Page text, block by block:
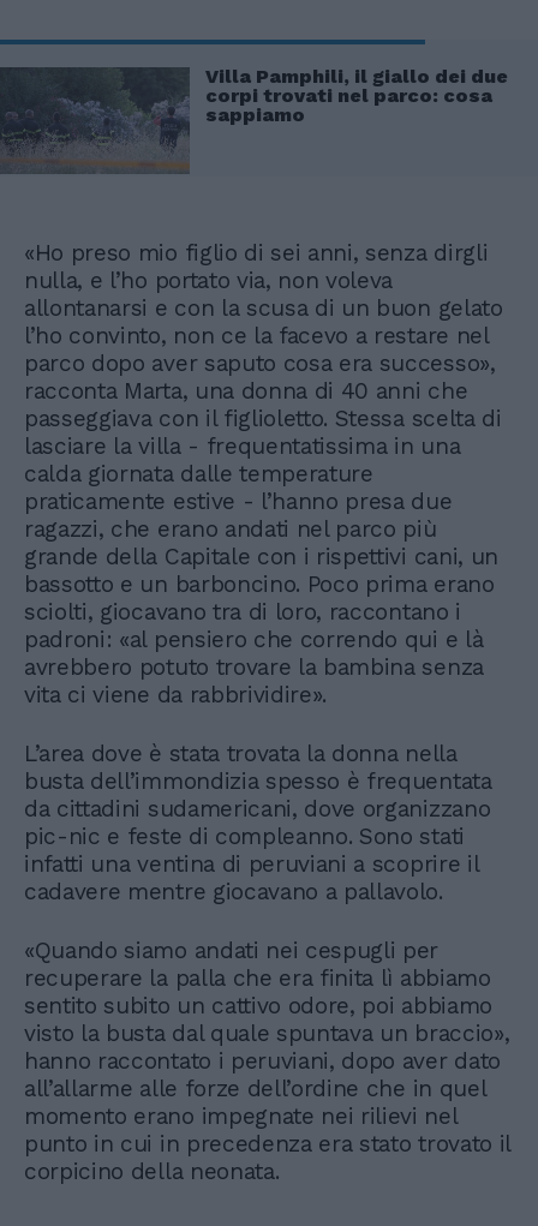
Villa Pamphili, il giallo dei due
corpi trovati nel parco: cosa
sappiamo
«Ho preso mio figlio di sei anni, senza dirgli
nulla, e l’ho portato via, non voleva
allontanarsi e con la scusa di un buon gelato
l’ho convinto, non ce la facevo a restare nel
parco dopo aver saputo cosa era successo»,
racconta Marta, una donna di 40 anni che
passeggiava con il figlioletto. Stessa scelta di
lasciare la villa - frequentatissima in una
calda giornata dalle temperature
praticamente estive - l’hanno presa due
ragazzi, che erano andati nel parco più
grande della Capitale con i rispettivi cani, un
bassotto e un barboncino. Poco prima erano
sciolti, giocavano tra di loro, raccontano i
padroni: «al pensiero che correndo qui e là
avrebbero potuto trovare la bambina senza
vita ci viene da rabbrividire».
L’area dove è stata trovata la donna nella
busta dell’immondizia spesso è frequentata
da cittadini sudamericani, dove organizzano
pic-nic e feste di compleanno. Sono stati
infatti una ventina di peruviani a scoprire il
cadavere mentre giocavano a pallavolo.
«Quando siamo andati nei cespugli per
recuperare la palla che era finita lì abbiamo
sentito subito un cattivo odore, poi abbiamo
visto la busta dal quale spuntava un braccio»,
hanno raccontato i peruviani, dopo aver dato
all’allarme alle forze dell’ordine che in quel
momento erano impegnate nei rilievi nel
punto in cui in precedenza era stato trovato il
corpicino della neonata.